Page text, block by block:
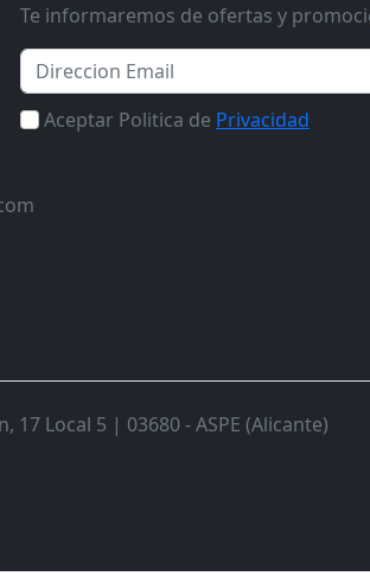
Te informaremos de ofertas y
Email
Aceptar Politica de Privacidad
17 Local 5 | 03680 - ASPE (Alicante)